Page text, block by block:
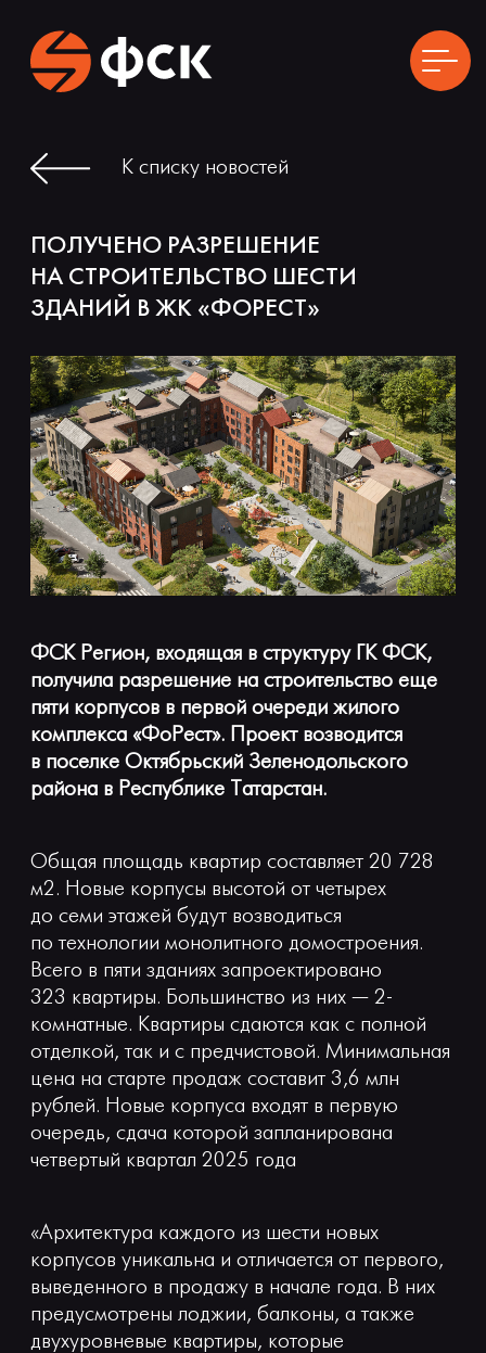
ГЛАВНАЯ
ГЕНЕРАЛЬНЫЙ ПЛАН
РАСПОЛОЖЕНИЕ
КОММЕРЧЕСКИЕ ПОМЕЩЕНИЯ
КЛАДОВЫЕ
АКЦИИ
ИПОТЕКА
ГАЛЕРЕЯ
КАМЕРА ОНЛАЙН
ХОД СТРОИТЕЛЬСТВА
НОВОСТИ
КОМАНДА ПРОЕКТА
КОНТАКТЫ
К списку новостей
ПОЛУЧЕНО РАЗРЕШЕНИЕ
НА СТРОИТЕЛЬСТВО ШЕСТИ
ЗДАНИЙ В ЖК «ФОРЕСТ»
ФСК Регион, входящая в структуру ГК ФСК,
получила разрешение на строительство еще
пяти корпусов в первой очереди жилого
комплекса «ФоРест». Проект возводится
в поселке Октябрьский Зеленодольского
района в Республике Татарстан.
Общая площадь квартир составляет 20 728
м2. Новые корпусы высотой от четырех
до семи этажей будут возводиться
по технологии монолитного домостроения.
Всего в пяти зданиях запроектировано
323 квартиры. Большинство из них — 2-
комнатные. Квартиры сдаются как с полной
отделкой, так и с предчистовой. Минимальная
цена на старте продаж составит 3,6 млн
рублей. Новые корпуса входят в первую
очередь, сдача которой запланирована
четвертый квартал 2025 года
«Архитектура каждого из шести новых
корпусов уникальна и отличается от первого,
выведенного в продажу в начале года. В них
предусмотрены лоджии, балконы, а также
двухуровневые квартиры, которые